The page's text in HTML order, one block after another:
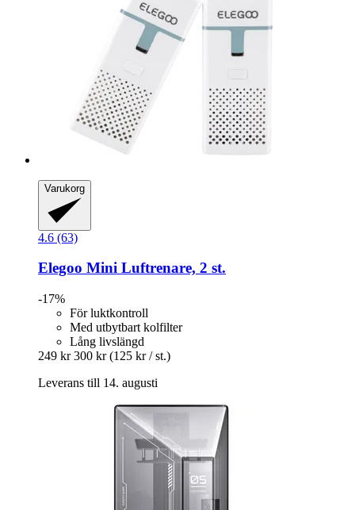
Varukorg
4.6 (63)
Elegoo Mini Luftrenare, 2 st.
-17%
För luktkontroll
Med utbytbart kolfilter
Lång livslängd
249 kr 300 kr (125 kr / st.)
Leverans till 14. augusti